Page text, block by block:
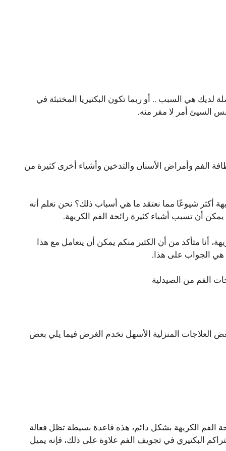
لديك هي السبب .. أو ربما تكون البكتيريا المختبئة في
السيئ أمر لا مفر منه.
الفم وأمراض الأسنان والتدخين وأشياء أخرى كثيرة من
أكثر شيوعًا مما نعتقد ما هي أسباب ذلك؟ نحن نعلم أنه
يمكن أن تسبب أشياء كثيرة رائحة الفم الكريهة.
أنا متأكد من أن الكثير منكم يمكن أن يتعامل مع هذا
هي الجواب على هذا.
الفم من الصيدلية
العلاجات المنزلية الأسهل تخدم الغرض فيما يلي بعض
الفم الكريهة بشكل دائم، هذه قاعدة بسيطة تظل فعالة
البكتيري في تجويف الفم علاوة على ذلك، فإنه يميل